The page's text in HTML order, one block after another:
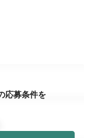
応募条件を